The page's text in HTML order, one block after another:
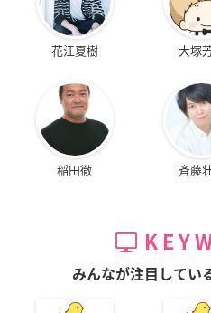
花江夏樹 大塚
稲田徹 斉藤
みんなが注目してい